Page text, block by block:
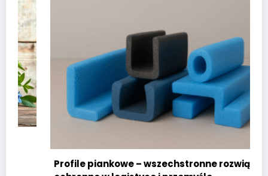
Profile piankowe – wszechstronne rozwiązania